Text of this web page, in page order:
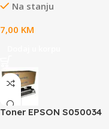
Na stanju
7,00 KM
Toner EPSON S050034